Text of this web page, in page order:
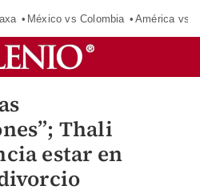
México vs Colombia América vs
Thali
estar en